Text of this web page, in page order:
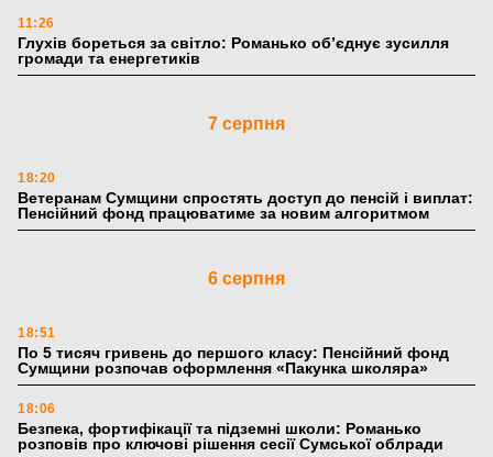
11:26
Глухів бореться за світло: Романько об’єднує зусилля
громади та енергетиків
7 серпня
18:20
Ветеранам Сумщини спростять доступ до пенсій і виплат:
Пенсійний фонд працюватиме за новим алгоритмом
6 серпня
18:51
По 5 тисяч гривень до першого класу: Пенсійний фонд
Сумщини розпочав оформлення «Пакунка школяра»
18:06
Безпека, фортифікації та підземні школи: Романько
розповів про ключові рішення сесії Сумської облради